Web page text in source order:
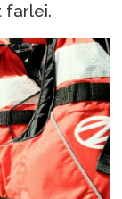
farlei.